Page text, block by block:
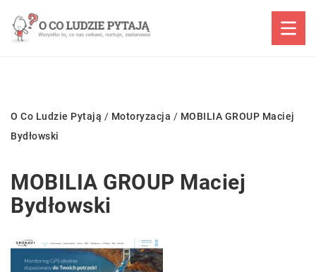
O Co Ludzie Pytają / Motoryzacja / MOBILIA GROUP Maciej
Bydłowski
MOBILIA GROUP Maciej
Bydłowski